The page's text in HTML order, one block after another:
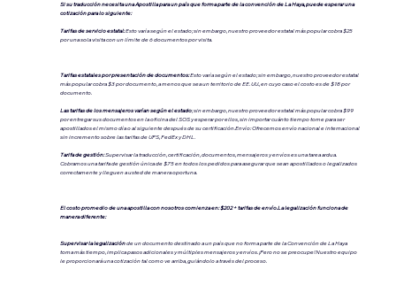
Si su traducción necesita una Apostilla para un país que forma parte de la convención de La Haya, puede esperar una
cotización para lo siguiente:
Tarifas de servicio estatal:Esto varía según el estado; sin embargo, nuestro proveedor estatal más popular cobra $25
por una sola visita con un límite de 6 documentos por visita.
Tarifas estatales por presentación de documentos:Esto varía según el estado; sin embargo, nuestro proveedor estatal
más popular cobra $3 por documento, a menos que sea un territorio de EE. UU., en cuyo caso el costo es de $18 por
documento.
Las tarifas de los mensajeros varían según el estado; sin embargo, nuestro proveedor estatal más popular cobra $99
por entregar sus documentos en la oficina del SOS y esperar por ellos, sin importar cuánto tiempo tome para ser
apostillados el mismo día o al siguiente después de su certificación.Envío: Ofrecemos envío nacional e internacional
sin incremento sobre las tarifas de UPS, FedEx y DHL.
Tarifa de gestión:Supervisar la traducción, certificación, documentos, mensajeros y envíos es una tarea ardua.
Cobramos una tarifa de gestión única de $75 en todos los pedidos para asegurar que sean apostillados o legalizados
correctamente y lleguen a usted de manera oportuna.
El costo promedio de una apostilla con nosotros comienza en: $202 + tarifas de envío.La legalización funciona de
manera diferente:
Supervisar la legalizaciónde un documento destinado a un país que no forma parte de la Convención de La Haya
toma más tiempo, implica pasos adicionales y múltiples mensajeros y envíos. ¡Pero no se preocupe! Nuestro equipo
le proporcionará una cotización tal como ve arriba, guiándolo a través del proceso.